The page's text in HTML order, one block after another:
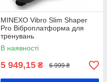
MINEXO Vibro Slim Shaper
Pro Віброплатформа для
тренувань
В наявності
5 949,15 ₴ 6 999 ₴